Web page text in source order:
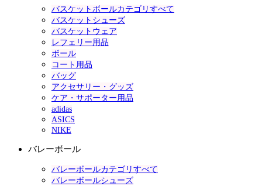
バスケットボールカテゴリすべて
バスケットシューズ
バスケットウェア
レフェリー用品
ボール
コート用品
バッグ
アクセサリー・グッズ
ケア・サポーター用品
adidas
ASICS
NIKE
バレーボール
バレーボールカテゴリすべて
バレーボールシューズ